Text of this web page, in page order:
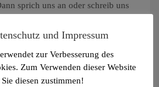
sprich uns an oder schreib uns
und Impressum
zur Verbesserung des
Zum Verwenden dieser Website
Sie diesen zustimmen!